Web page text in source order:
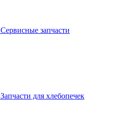
Сервисные запчасти
Запчасти для хлебопечек